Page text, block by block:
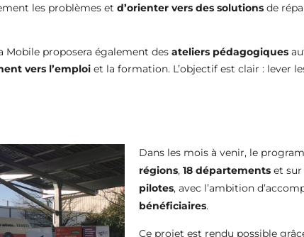
les problèmes etd’orienter vers des solutions de
Mobile proposera également desateliers pédagogiques
vers l’emploi et la formation. L’objectif est clair : lever
Dans les mois à venir, le
régions,18 départements et
pilotes, avec l’ambition
bénéficiaires.
Ce projet est rendu possible